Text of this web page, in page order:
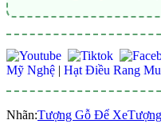
Mỹ Nghệ | Hạt Điều Rang
Nhãn:Tượng Gỗ Để Xe